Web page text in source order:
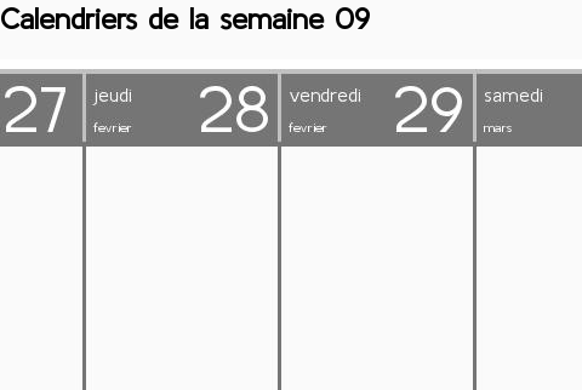
Calendriers de la semaine 09